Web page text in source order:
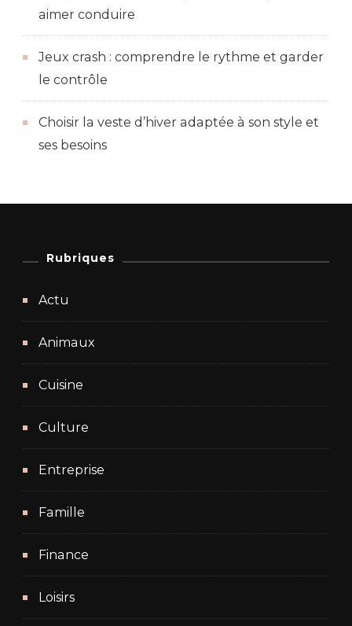
aimer conduire
Jeux crash : comprendre le rythme et garder
le contrôle
Choisir la veste d’hiver adaptée à son style et
ses besoins
Rubriques
Actu
Animaux
Cuisine
Culture
Entreprise
Famille
Finance
Loisirs